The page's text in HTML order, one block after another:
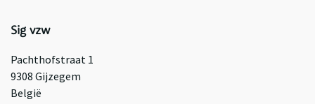
Sig vzw
Pachthofstraat 1
9308 Gijzegem
België